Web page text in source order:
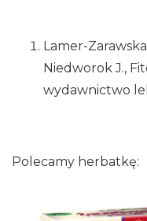
Lamer-
Niedworok J.,
wydawnictwo
Polecamy herbatkę: